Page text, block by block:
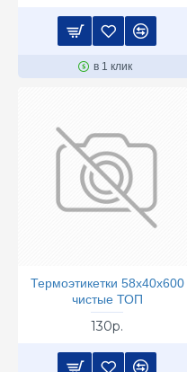
в 1 клик
Термоэтикетки 58х40х600
чистые ТОП
130р.